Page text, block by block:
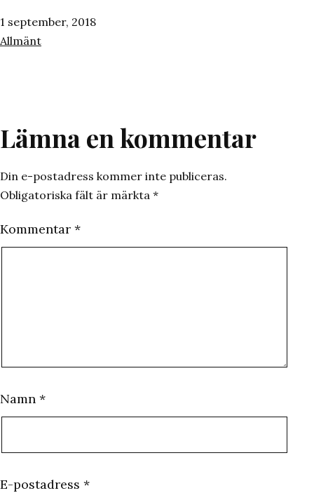
Publicerat
den
1 september, 2018
Kategoriserat
Allmänt
Lämna en kommentar
Din e-postadress kommer inte publiceras.
Obligatoriska fält är märkta *
Kommentar *
Namn *
E-postadress *